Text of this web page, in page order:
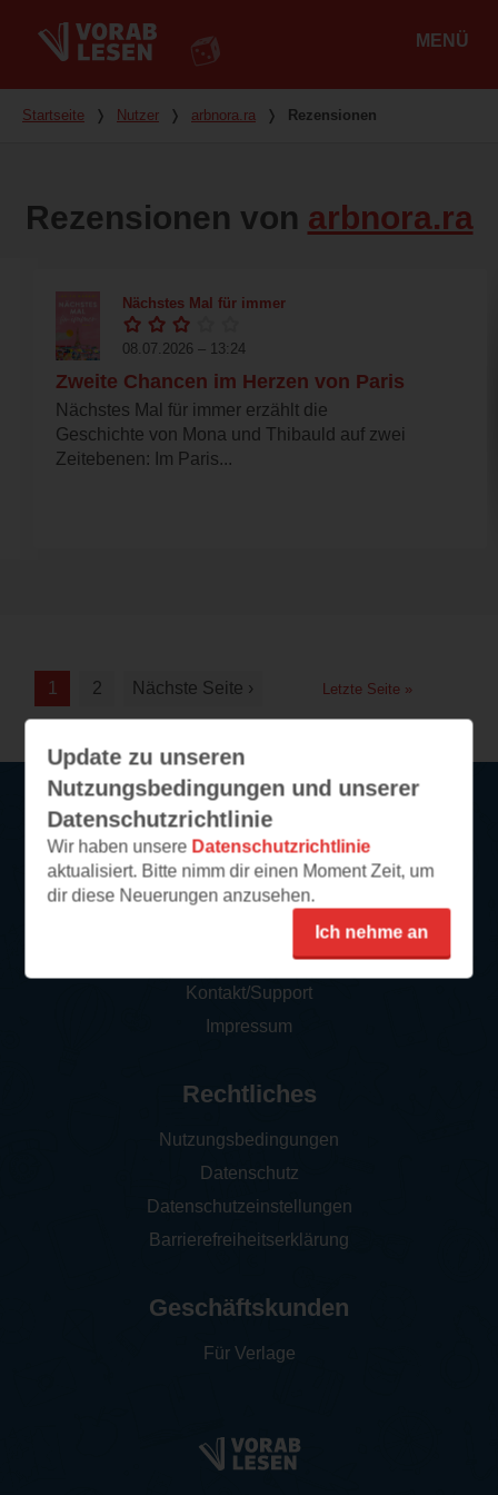
MENÜ
Du bist hier
Startseite ❭ Nutzer ❭ arbnora.ra ❭ Rezensionen
Rezensionen von arbnora.ra
Nächstes Mal für immer
08.07.2026 – 13:24
Zweite Chancen im Herzen von Paris
Nächstes Mal für immer erzählt die
Geschichte von Mona und Thibauld auf zwei
Zeitebenen: Im Paris...
1 2 Nächste Seite › Letzte Seite »
Update zu unseren
Nutzungsbedingungen und unserer
Datenschutzrichtlinie
Wir haben unsere Datenschutzrichtlinie
aktualisiert. Bitte nimm dir einen Moment Zeit, um
dir diese Neuerungen anzusehen.
Ich nehme an
Service
So funktioniert‘s
Newsletter abonnieren
Kontakt/Support
Impressum
Rechtliches
Nutzungsbedingungen
Datenschutz
Datenschutzeinstellungen
Barrierefreiheitserklärung
Geschäftskunden
Für Verlage